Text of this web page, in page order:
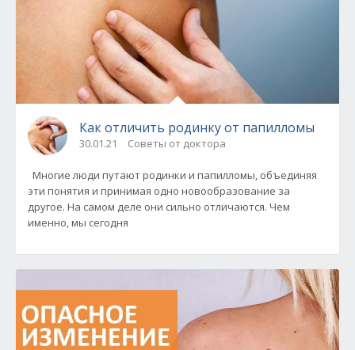
Как отличить родинку от папилломы
30.01.21 Советы от доктора
Многие люди путают родинки и папилломы, объединяя
эти понятия и принимая одно новообразование за
другое. На самом деле они сильно отличаются. Чем
именно, мы сегодня